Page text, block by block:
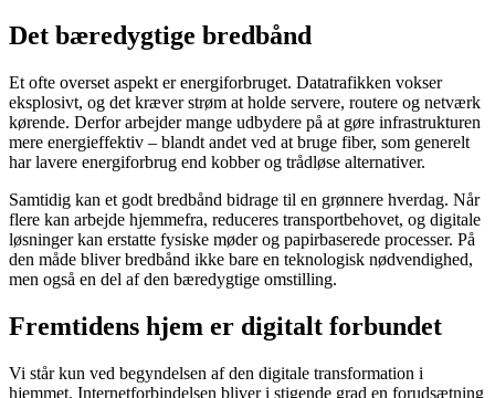
Det bæredygtige bredbånd
Et ofte overset aspekt er energiforbruget. Datatrafikken vokser
eksplosivt, og det kræver strøm at holde servere, routere og netværk
kørende. Derfor arbejder mange udbydere på at gøre infrastrukturen
mere energieffektiv – blandt andet ved at bruge fiber, som generelt
har lavere energiforbrug end kobber og trådløse alternativer.
Samtidig kan et godt bredbånd bidrage til en grønnere hverdag. Når
flere kan arbejde hjemmefra, reduceres transportbehovet, og digitale
løsninger kan erstatte fysiske møder og papirbaserede processer. På
den måde bliver bredbånd ikke bare en teknologisk nødvendighed,
men også en del af den bæredygtige omstilling.
Fremtidens hjem er digitalt forbundet
Vi står kun ved begyndelsen af den digitale transformation i
hjemmet. Internetforbindelsen bliver i stigende grad en forudsætning